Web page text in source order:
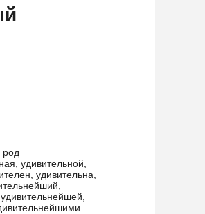
род
удивительной,
удивительна,